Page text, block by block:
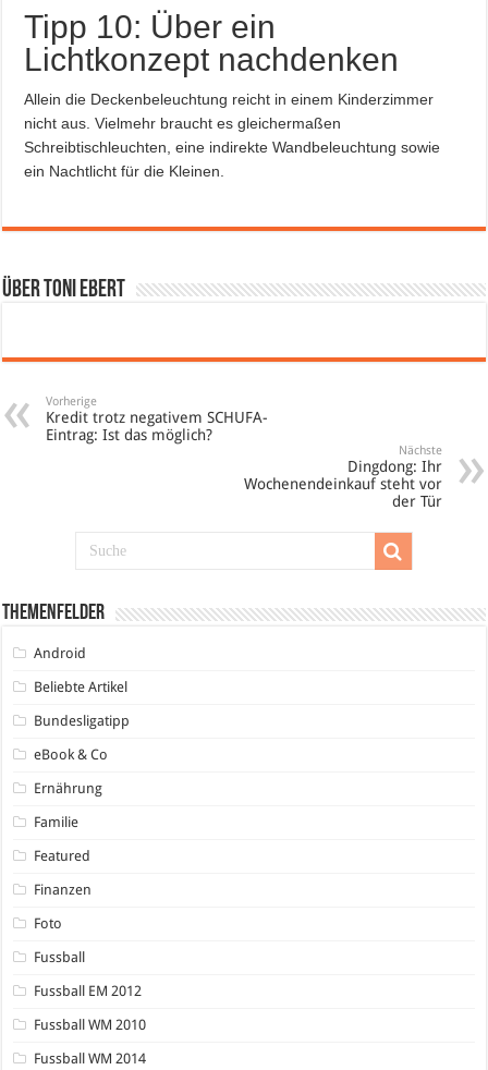
Tipp 10: Über ein
Lichtkonzept nachdenken
Allein die Deckenbeleuchtung reicht in einem Kinderzimmer
nicht aus. Vielmehr braucht es gleichermaßen
Schreibtischleuchten, eine indirekte Wandbeleuchtung sowie
ein Nachtlicht für die Kleinen.
Über Toni Ebert
Vorherige
Kredit trotz negativem SCHUFA-
Eintrag: Ist das möglich?
Nächste
Dingdong: Ihr
Wochenendeinkauf steht vor
der Tür
Themenfelder
Android
Beliebte Artikel
Bundesligatipp
eBook & Co
Ernährung
Familie
Featured
Finanzen
Foto
Fussball
Fussball EM 2012
Fussball WM 2010
Fussball WM 2014